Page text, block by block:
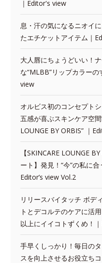
｜Editor's view
息・汗の気になるニオイ
たエチケットアイテム｜
大人唇にちょうどいい！
な“MLBB”リップカラーの
view
オルビス初のコンセプト
五感が喜ぶスキンケア空間
LOUNGE BY ORBIS” ｜
【SKINCARE LOUNGE
ート】発見！“今”の私に合
Editor’s view Vol.2
リリースバイタッチ ボデ
トとデコルテのケアに活
以上にイイコトずくめ！
手早くしっかり！毎日の
スを向上させるお役立ち